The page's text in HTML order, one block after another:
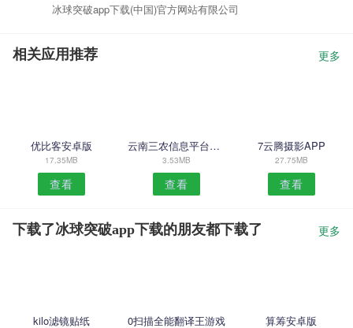
冰球突破app下载(中国)官方网站有限公司
相关应用推荐 更多
优比客安卓版
17.35MB
查看
云南三农信息平台APP
3.53MB
查看
7云腾摄影APP
27.75MB
查看
下载了冰球突破app下载的朋友都下载了 更多
kilo滤镜贴纸 0扫描全能翻译王游戏 算筹安卓版